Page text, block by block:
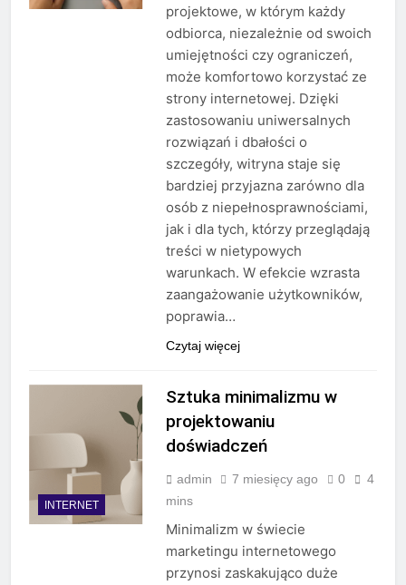
projektowe, w którym każdy
odbiorca, niezależnie od swoich
umiejętności czy ograniczeń,
może komfortowo korzystać ze
strony internetowej. Dzięki
zastosowaniu uniwersalnych
rozwiązań i dbałości o
szczegóły, witryna staje się
bardziej przyjazna zarówno dla
osób z niepełnosprawnościami,
jak i dla tych, którzy przeglądają
treści w nietypowych
warunkach. W efekcie wzrasta
zaangażowanie użytkowników,
poprawia…
Czytaj więcej
INTERNET
Sztuka minimalizmu w
projektowaniu
doświadczeń
admin 7 miesięcy ago 0
4
mins
Minimalizm w świecie
marketingu internetowego
przynosi zaskakująco duże